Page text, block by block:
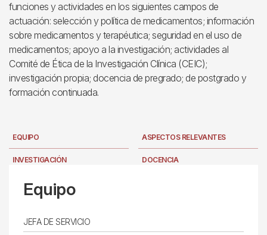
funciones y actividades en los siguientes campos de
actuación: selección y política de medicamentos; información
sobre medicamentos y terapéutica; seguridad en el uso de
medicamentos; apoyo a la investigación; actividades al
Comité de Ética de la Investigación Clínica (CEIC);
investigación propia; docencia de pregrado; de postgrado y
formación continuada.
EQUIPO ASPECTOS RELEVANTES
INVESTIGACIÓN DOCENCIA
UBICACIÓN
Equipo
JEFA DE SERVICIO